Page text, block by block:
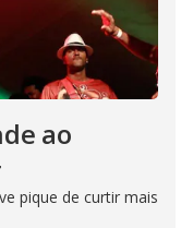
ao
pique de curtir mais